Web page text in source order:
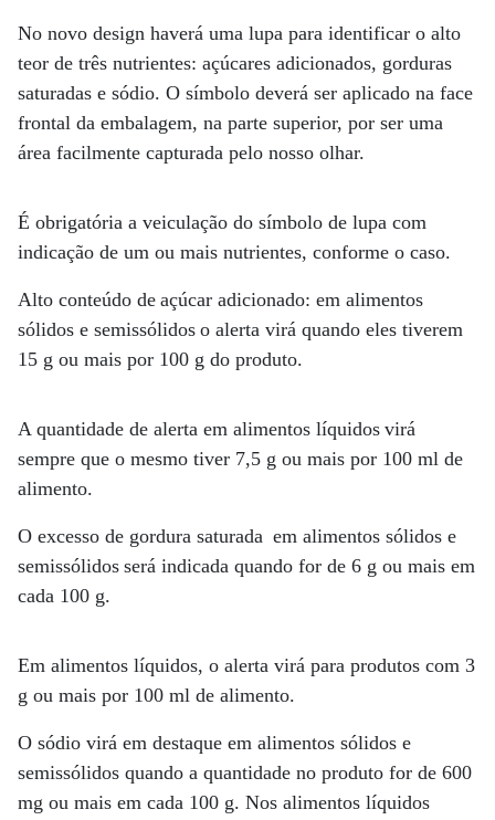
No novo design haverá uma lupa para identificar o alto
teor de três nutrientes: açúcares adicionados, gorduras
saturadas e sódio. O símbolo deverá ser aplicado na face
frontal da embalagem, na parte superior, por ser uma
área facilmente capturada pelo nosso olhar.
É obrigatória a veiculação do símbolo de lupa com
indicação de um ou mais nutrientes, conforme o caso.
Alto conteúdo de açúcar adicionado: em alimentos
sólidos e semissólidos o alerta virá quando eles tiverem
15 g ou mais por 100 g do produto.
A quantidade de alerta em alimentos líquidos virá
sempre que o mesmo tiver 7,5 g ou mais por 100 ml de
alimento.
O excesso de gordura saturada em alimentos sólidos e
semissólidos será indicada quando for de 6 g ou mais em
cada 100 g.
Em alimentos líquidos, o alerta virá para produtos com 3
g ou mais por 100 ml de alimento.
O sódio virá em destaque em alimentos sólidos e
semissólidos quando a quantidade no produto for de 600
mg ou mais em cada 100 g. Nos alimentos líquidos